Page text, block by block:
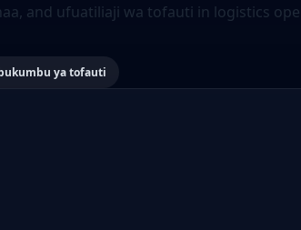
and ufuatiliaji wa tofauti in logistics
ya tofauti